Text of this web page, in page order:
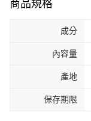
商品規格
成分
內容量
產地
保存期限